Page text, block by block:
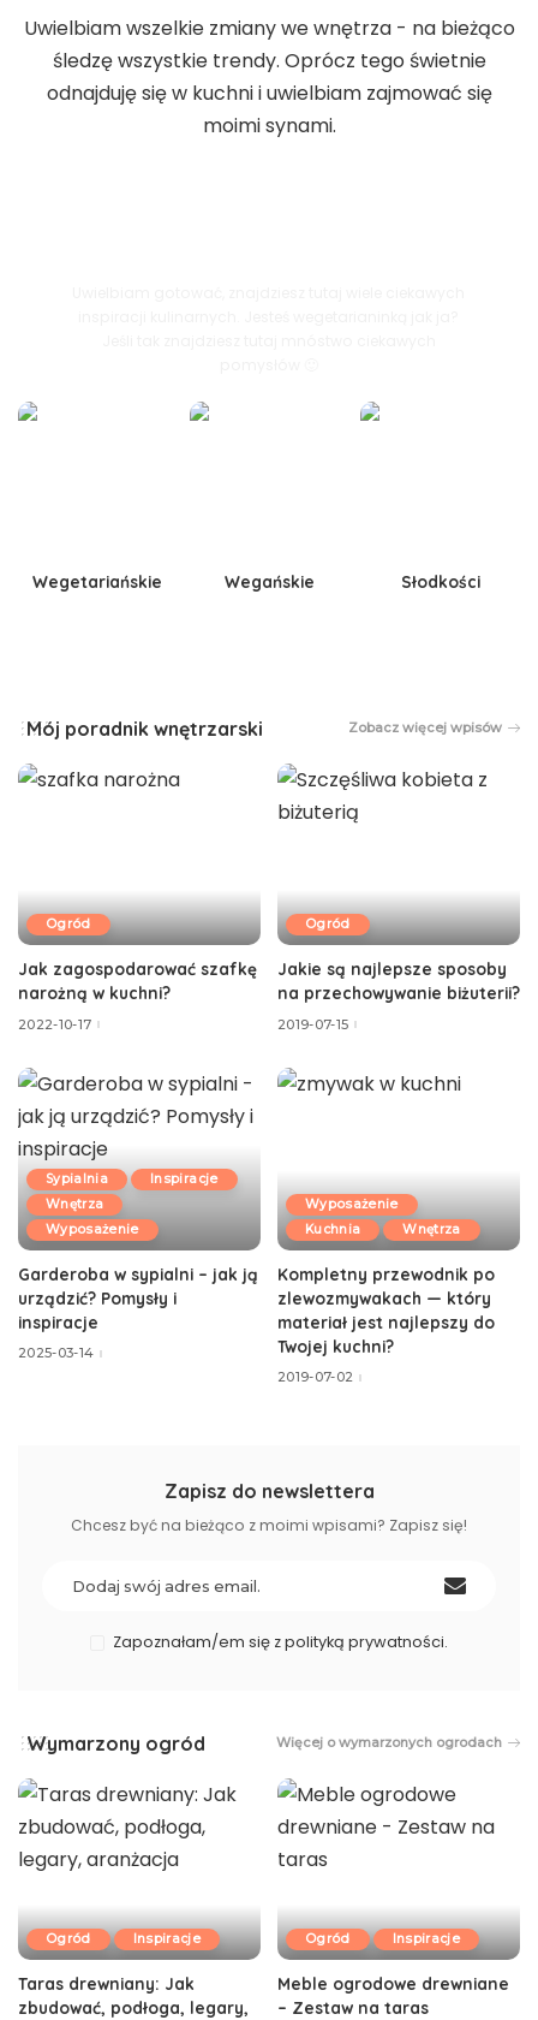
Uwielbiam wszelkie zmiany we wnętrza - na bieżąco
śledzę wszystkie trendy. Oprócz tego świetnie
odnajduję się w kuchni i uwielbiam zajmować się
moimi synami.
Wegetariańskie Wegańskie Słodkości
Mój poradnik wnętrzarski Zobacz więcej wpisów
Ogród
Jak zagospodarować szafkę
narożną w kuchni?
2022-10-17
Ogród
Jakie są najlepsze sposoby
na przechowywanie biżuterii?
2019-07-15
Sypialnia
Inspiracje
Wnętrza
Wyposażenie
Garderoba w sypialni – jak ją
urządzić? Pomysły i
inspiracje
2025-03-14
Wyposażenie
Kuchnia
Wnętrza
Kompletny przewodnik po
zlewozmywakach — który
materiał jest najlepszy do
Twojej kuchni?
2019-07-02
Zapisz do newslettera
Chcesz być na bieżąco z moimi wpisami? Zapisz się!
Zapoznałam/em się z polityką prywatności.
Wymarzony ogród Więcej o wymarzonych ogrodach
Ogród Inspiracje
Taras drewniany: Jak
zbudować, podłoga, legary,
Ogród Inspiracje
Meble ogrodowe drewniane
– Zestaw na taras